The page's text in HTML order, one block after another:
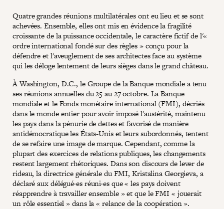
Quatre grandes réunions multilatérales ont eu lieu et se sont
achevées. Ensemble, elles ont mis en évidence la fragilité
croissante de la puissance occidentale, le caractère fictif de l'«
ordre international fondé sur des règles » conçu pour la
défendre et l'aveuglement de ses architectes face au système
qui les déloge lentement de leurs sièges dans le grand château.
À Washington, D.C., le Groupe de la Banque mondiale a tenu
ses réunions annuelles du 25 au 27 octobre. La Banque
mondiale et le Fonds monétaire international (FMI), décriés
dans le monde entier pour avoir imposé l'austérité, maintenu
les pays dans la pénurie de dettes et favorisé de manière
antidémocratique les États-Unis et leurs subordonnés, tentent
de se refaire une image de marque. Cependant, comme la
plupart des exercices de relations publiques, les changements
restent largement rhétoriques. Dans son discours de lever de
rideau, la directrice générale du FMI, Kristalina Georgieva, a
déclaré aux délégué·es réuni·es que « les pays doivent
réapprendre à travailler ensemble » et que le FMI « jouerait
un rôle essentiel » dans la « relance de la coopération ».